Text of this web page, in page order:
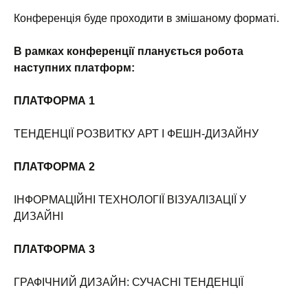
Конференція буде проходити в змішаному форматі.
В рамках конференції планується робота
наступних платформ:
ПЛАТФОРМА 1
ТЕНДЕНЦІЇ РОЗВИТКУ АРТ І ФЕШН-ДИЗАЙНУ
ПЛАТФОРМА 2
ІНФОРМАЦІЙНІ ТЕХНОЛОГІЇ ВІЗУАЛІЗАЦІЇ У
ДИЗАЙНІ
ПЛАТФОРМА 3
ГРАФІЧНИЙ ДИЗАЙН: СУЧАСНІ ТЕНДЕНЦІЇ